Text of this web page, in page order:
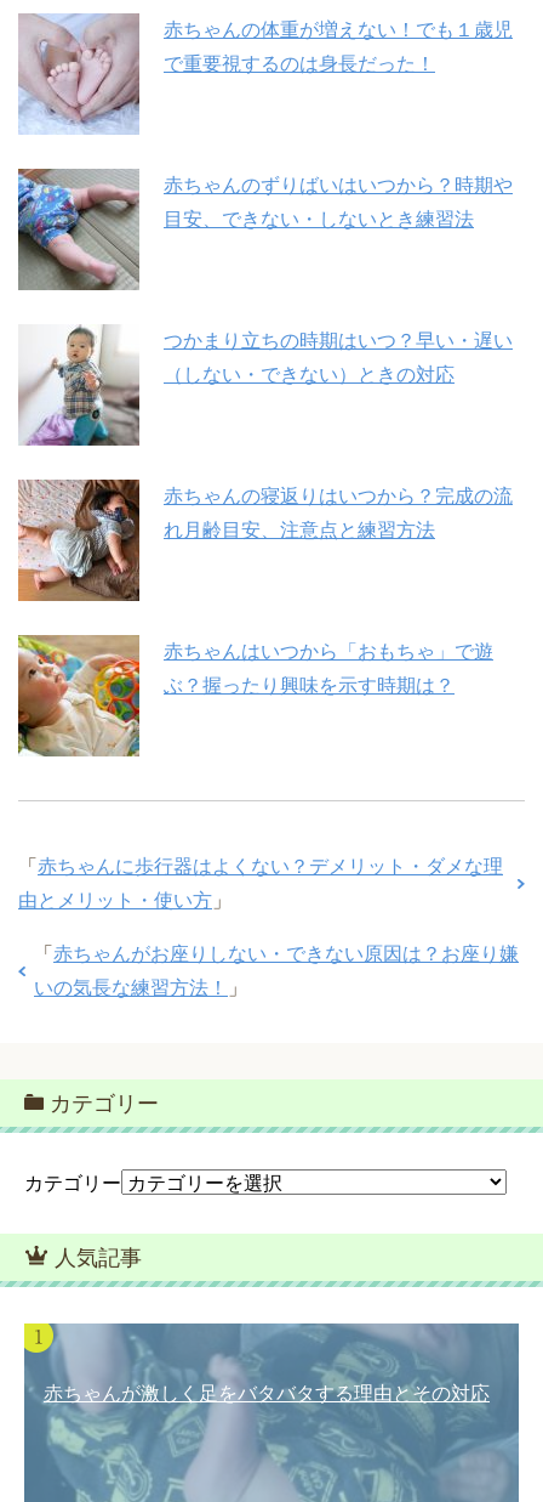
赤ちゃんの体重が増えない！でも１歳児
で重要視するのは身長だった！
赤ちゃんのずりばいはいつから？時期や
目安、できない・しないとき練習法
つかまり立ちの時期はいつ？早い・遅い
（しない・できない）ときの対応
赤ちゃんの寝返りはいつから？完成の流
れ月齢目安、注意点と練習方法
赤ちゃんはいつから「おもちゃ」で遊
ぶ？握ったり興味を示す時期は？
「 赤ちゃんに歩行器はよくない？デメリット・ダメな理
由とメリット・使い方 」
「 赤ちゃんがお座りしない・できない原因は？お座り嫌
いの気長な練習方法！
」
カテゴリー
カテゴリー
人気記事
赤ちゃんが激しく足をバタバタする理由とその対応